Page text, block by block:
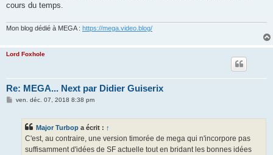
cours du temps.
Mon blog dédié à MEGA : https://mega.video.blog/
Lord Foxhole
Re: MEGA... Next par Didier Guiserix
Mven. déc. 07, 2018 8:38 pm
Major Turbop a écrit : ↑
C'est, au contraire, une version timorée de mega qui n'incorpore pas
suffisamment d'idées de SF actuelle tout en bridant les bonnes idées